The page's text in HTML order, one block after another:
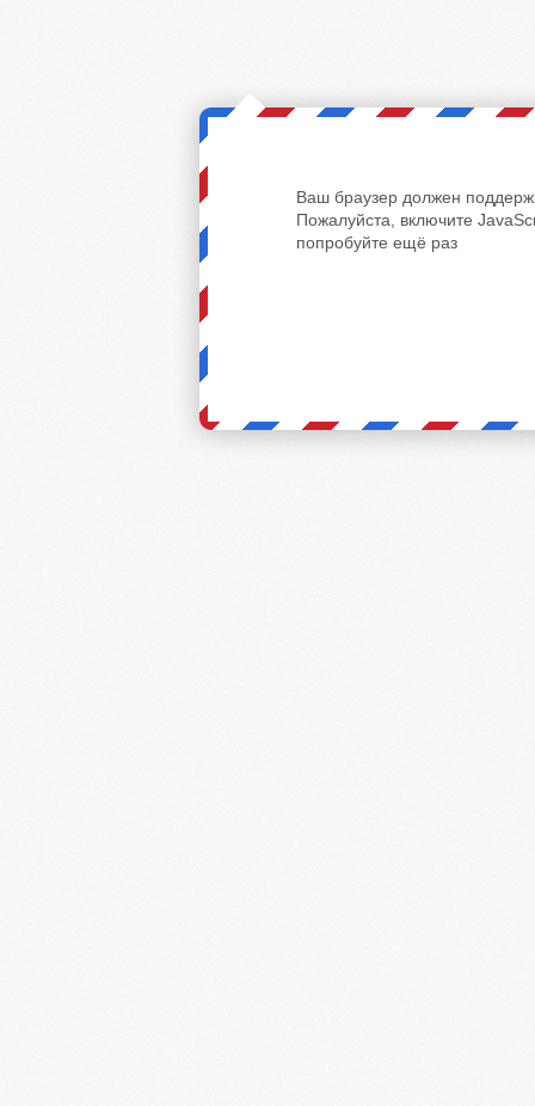
Ваш браузер должен
Пожалуйста, включите
попробуйте ещё раз